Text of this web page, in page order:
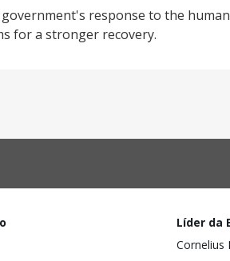
response to the human
for a stronger recovery.
Líder da
Cornelius